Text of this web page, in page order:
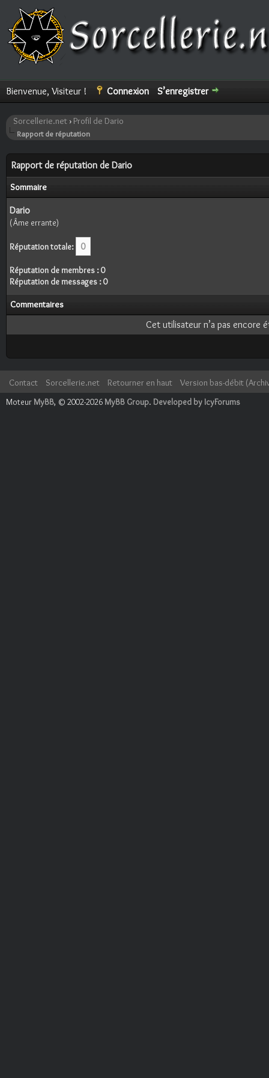
Bienvenue, Visiteur ! Connexion S’enregistrer
Sorcellerie.net › Profil de Dario
Rapport de réputation
Rapport de réputation de Dario
Sommaire
Dario
(Âme errante)
Réputation totale: 0
Réputation de membres : 0
Réputation de messages : 0
Commentaires
Cet utilisateur n’a pas encore
Contact Sorcellerie.net Retourner en haut
Version bas-débit
Moteur MyBB, © 2002-2026 MyBB Group. Developed by IcyForums